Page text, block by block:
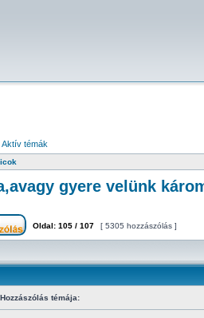
Aktív témák
gyere velünk
Oldal: 105 / 107 [ 5305 hozzászólás ]
Hozzászólás témája: